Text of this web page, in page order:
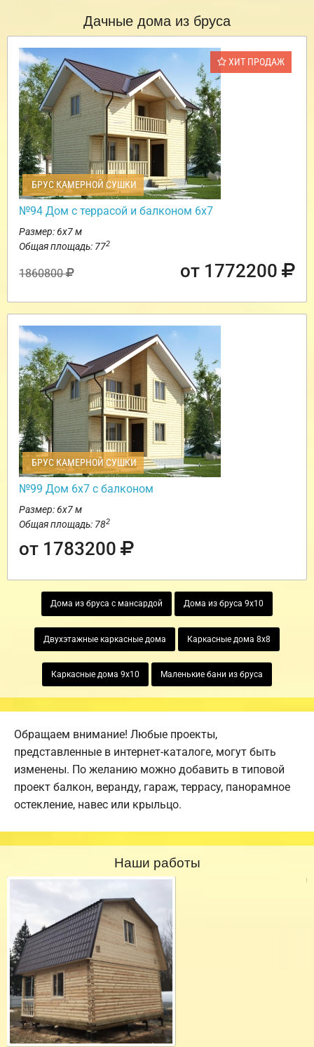
Дачные дома из бруса
ХИТ ПРОДАЖ
БРУС КАМЕРНОЙ СУШКИ
№94 Дом с террасой и балконом 6х7
Размер: 6х7 м
Общая площадь: 772
1860800 от 1772200
БРУС КАМЕРНОЙ СУШКИ
№99 Дом 6х7 с балконом
Размер: 6х7 м
Общая площадь: 782
от 1783200
Дома из бруса с мансардой Дома из бруса 9х10
Двухэтажные каркасные дома Каркасные дома 8х8
Каркасные дома 9х10 Маленькие бани из бруса
Обращаем внимание! Любые проекты,
представленные в интернет-каталоге, могут быть
изменены. По желанию можно добавить в типовой
проект балкон, веранду, гараж, террасу, панорамное
остекление, навес или крыльцо.
Наши работы